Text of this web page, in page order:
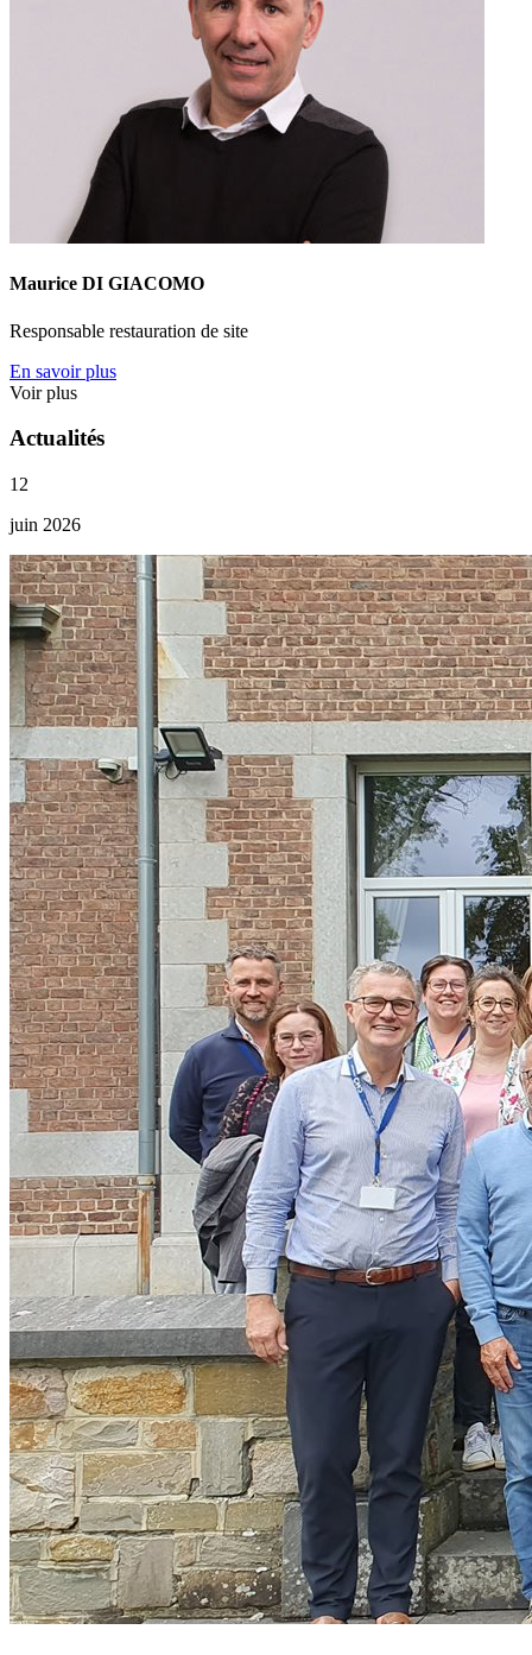
Maurice DI GIACOMO
Responsable restauration de site
En savoir plus
Voir plus
Actualités
12
juin 2026